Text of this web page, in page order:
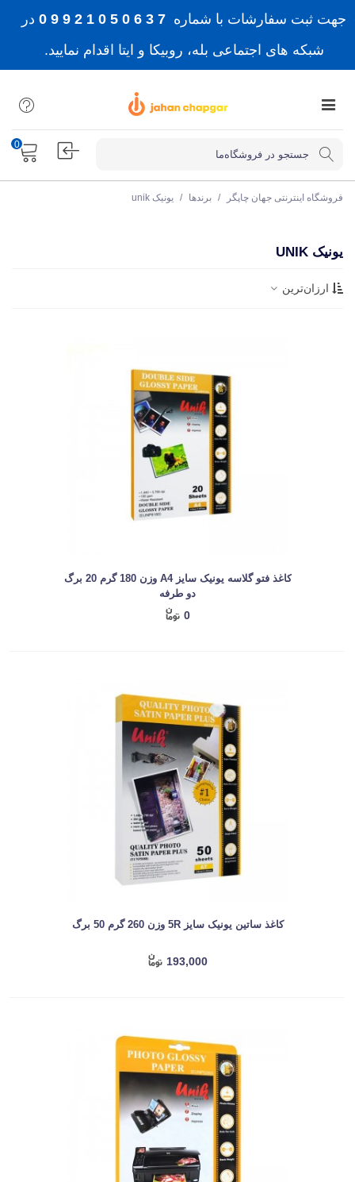
جهت ثبت سفارشات با شماره 7 3 6 0 5 0 1 2 9 9 0
در
شبکه های اجتماعی بله، روبیکا و ایتا اقدام نمایید.
0
فروشگاه اینترنتی جهان چاپگر / برندها / یونیک unik
یونیک UNIK
ارزان‌ترین
کاغذ فتو گلاسه یونیک سایز A4 وزن 180 گرم 20 برگ
دو طرفه
0
کاغذ ساتین یونیک سایز 5R وزن 260 گرم 50 برگ
193,000